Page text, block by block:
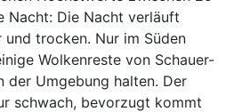
Nacht: Die Nacht verläuft
trocken. Nur im Süden
Wolkenreste von Schauer-
der Umgebung halten. Der
schwach, bevorzugt kommt